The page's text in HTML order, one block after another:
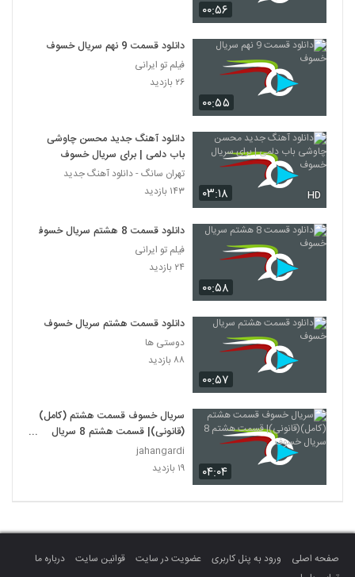
۰۰:۵۶
۰۰:۵۵
دانلود قسمت 9 نهم سریال خسوف
فیلم تو ایرانی
۲۶ بازدید
۰۳:۱۸ HD
دانلود آهنگ جدید محسن چاوشی
باب دلمی | برای سریال خسوف
تهران سانگ - دانلود آهنگ جدید
۱۴۳ بازدید
۰۰:۵۸
دانلود قسمت 8 هشتم سریال خسوف
فیلم تو ایرانی
۲۴ بازدید
۰۰:۵۷
دانلود قسمت هشتم سریال خسوف
دوستی ها
۸۸ بازدید
۰۴:۰۴
سریال خسوف قسمت هشتم (کامل)
(قانونی)| قسمت هشتم 8 سریال
خسوف
jahangardi
۱۹ بازدید
صفحه اصلی ورود به پنل کاربری عضویت در سایت قوانین سایت
درباره ما